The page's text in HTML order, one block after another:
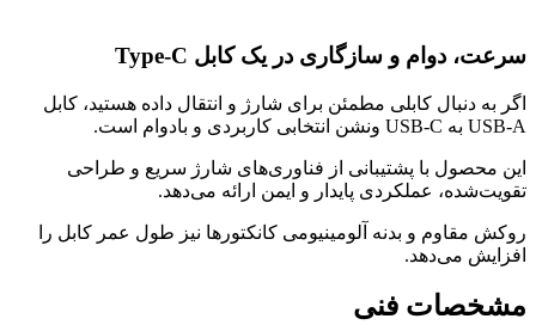
سرعت، دوام و سازگاری در یک کابل Type-C
اگر به دنبال کابلی مطمئن برای شارژ و انتقال داده هستید، کابل
USB-A به USB-C ونشن انتخابی کاربردی و بادوام است.
این محصول با پشتیبانی از فناوری‌های شارژ سریع و طراحی
تقویت‌شده، عملکردی پایدار و ایمن ارائه می‌دهد.
روکش مقاوم و بدنه آلومینیومی کانکتورها نیز طول عمر کابل را
افزایش می‌دهد.
مشخصات فنی